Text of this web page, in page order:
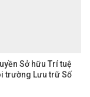
Sở hữu Trí tuệ
trường Lưu trữ Số